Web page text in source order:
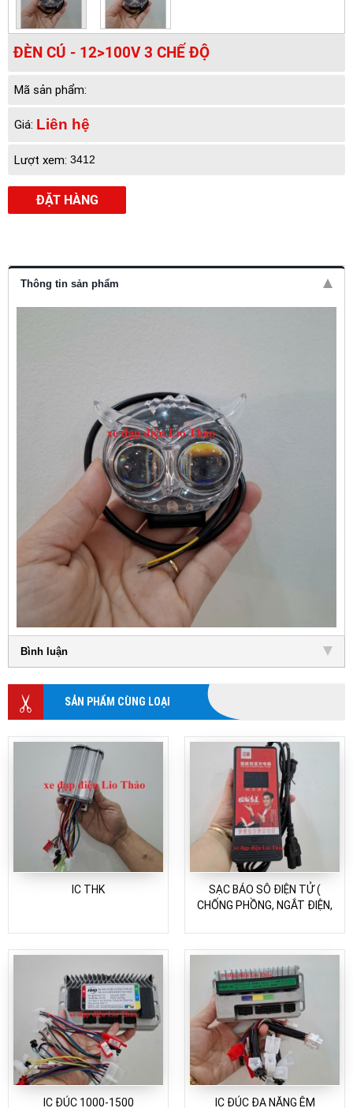
ĐÈN CÚ - 12>100V 3 CHẾ ĐỘ
Mã sản phẩm:
Giá: Liên hệ
Lượt xem: 3412
ĐẶT HÀNG
Thông tin sản phẩm
Bình luận
SẢN PHẨM CÙNG LOẠI
IC THK
SẠC BÁO SÔ ĐIỆN TỬ (
CHỐNG PHỒNG, NGẮT ĐIỆN,
IC ĐÚC 1000-1500 IC ĐÚC ĐA NĂNG ÊM